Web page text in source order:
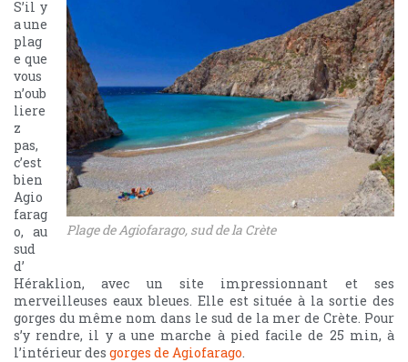
Plage de Agiofarago, sud de la Crète
S’il y
a une
plag
e que
vous
n’oub
liere
z
pas,
c’est
bien
Agio
farag
o, au
sud
d’
Héraklion, avec un site impressionnant et ses
merveilleuses eaux bleues. Elle est située à la sortie des
gorges du même nom dans le sud de la mer de Crète. Pour
s’y rendre, il y a une marche à pied facile de 25 min, à
l’intérieur des gorges de Agiofarago